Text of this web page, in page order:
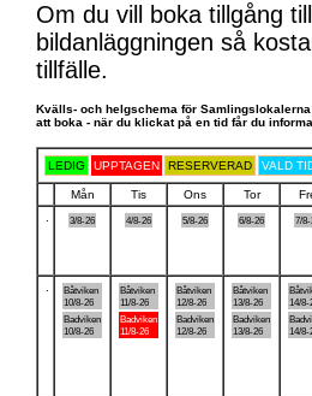
Om du vill boka tillgång
bildanläggningen så
tillfälle.
Kvälls- och helgschema för
att boka - när du klickat på en tid får du
LEDIG UPPTAGEN RESERVERAD VALD
Mån Tis Ons Tor
3/8-26 4/8-26 5/8-26 6/8-26 7/8-
Båtviken
10/8-26
Badviken
10/8-26
Båtviken
11/8-26
Badviken
11/8-26
Båtviken
12/8-26
Badviken
12/8-26
Båtviken
13/8-26
Badviken
13/8-26
14/8-
14/8-